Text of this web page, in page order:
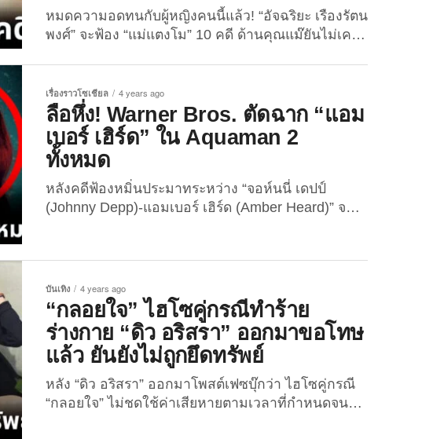
หมดความอดทนกับผู้หญิงคนนี้แล้ว! “อัจฉริยะ เรืองรัตน
พงศ์” จะฟ้อง “แม่แตงโม” 10 คดี ด้านคุณแม๊ยันไม่เคย
นิดา พัชรวีระพงษ์” หรือ “แตงโม ภัทรธิดา” ยังไม่มีแวว
ว่าจะสิ้นสุด และดูจะบานปลายเอามาก ๆ เพราะเกิดศึก
แจ้งความดำเนินคดีและฟ้องร้องกันไปมาอิรุงตุงนัง
ล่าสุดถึงคราว “อัจฉริยะ เรืองรัตนพงศ์” หรือที่ใคร...
เรื่องราวโซเชียล 4 years ago
ลือหึ่ง! Warner Bros. ตัดฉาก “แอม
เบอร์ เฮิร์ด” ใน Aquaman 2
ทั้งหมด
หลังคดีฟ้องหมิ่นประมาทระหว่าง “จอห์นนี่ เดปป์
(Johnny Depp)-แอมเบอร์ เฮิร์ด (Amber Heard)” จบ
ใน “Aquaman 2” ออกทั้งหมด เมื่อวันที่...
บันเทิง 4 years ago
“กลอยใจ” ไฮโซคู่กรณีทำร้าย
ร่างกาย “ดิว อริสรา” ออกมาขอโทษ
แล้ว ยันยังไม่ถูกยึดทรัพย์
หลัง “ดิว อริสรา” ออกมาโพสต์เฟซบุ๊กว่า ไฮโซคู่กรณี
“กลอยใจ” ไม่ชดใช้ค่าเสียหายตามเวลาที่กำหนดจนถึง